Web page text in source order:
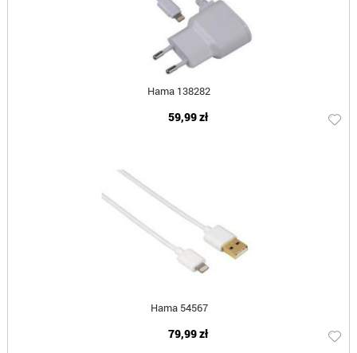
Hama 138282
59,99 zł
Hama 54567
79,99 zł